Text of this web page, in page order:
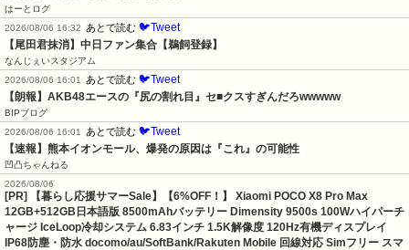
はーとログ
2026/08/06 16:32
あとで読む 🐦Tweet
【尾田君抹消】中日ファン集合【鵜飼登録】
なんじぇいスタジアム
2026/08/06 16:01
あとで読む 🐦Tweet
【朗報】AKB48エースの『尻の割れ目』セ■クスすぎんだろwwwww
BIPブログ
2026/08/06 16:01
あとで読む 🐦Tweet
【速報】熊本イオンモール、爆発の原因は『これ』の可能性
凹凸ちゃんねる
2026/08/06
[PR] 【暮らし応援サマーSale】【6%OFF！】 Xiaomi POCO X8 Pro Max
12GB+512GB日本語版 8500mAhバッテリー Dimensity 9500s 100Wハイパーチ
ャージ IceLoop冷却システム 6.83インチ 1.5K解像度 120Hz有機ディスプレイ
IP68防塵・防水 docomo/au/SoftBank/Rakuten Mobile 回線対応 Simフリー スマ